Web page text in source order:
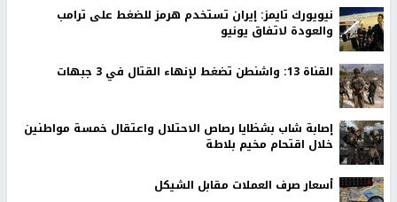
نيويورك تايمز: إيران تستخدم هرمز للضغط على ترامب
والعودة لاتفاق يونيو
القناة 13: واشنطن تضغط لإنهاء القتال في 3 جبهات
إصابة شاب بشظايا رصاص الاحتلال واعتقال خمسة مواطنين
خلال اقتحام مخيم بلاطة
أسعار صرف العملات مقابل الشيكل